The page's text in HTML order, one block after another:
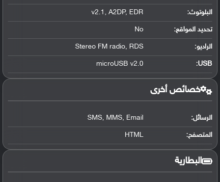
البلوتوث:
v2.1, A2DP, EDR
تحديد المواقع:
No
الراديو: Stereo FM radio, RDS
USB
:
microUSB v2.0
خصائص أخرى
الرسائل: SMS, MMS, Email
المتصفح: HTML
البطارية